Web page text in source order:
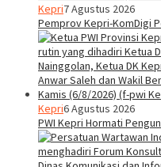
Kepri7 Agustus 2026
Pemprov Kepri-KomDigi
Kepri6 Agustus 2026
PWI Kepri Hormati